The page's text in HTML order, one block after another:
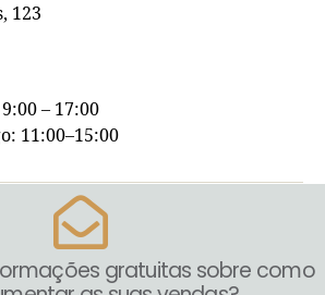
123
– 17:00
11:00–15:00
gratuitas sobre como